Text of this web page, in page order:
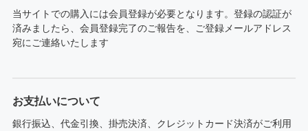
当サイトでの購入には会員登録が必要となります。登録の認証が
済みましたら、会員登録完了のご報告を、ご登録メールアドレス
宛にご連絡いたします
お支払いについて
銀行振込、代金引換、掛売決済、クレジットカード決済がご利用